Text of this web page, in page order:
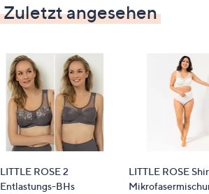
Zuletzt angesehen
LITTLE ROSE 2
Entlastungs-BHs
LITTLE ROSE